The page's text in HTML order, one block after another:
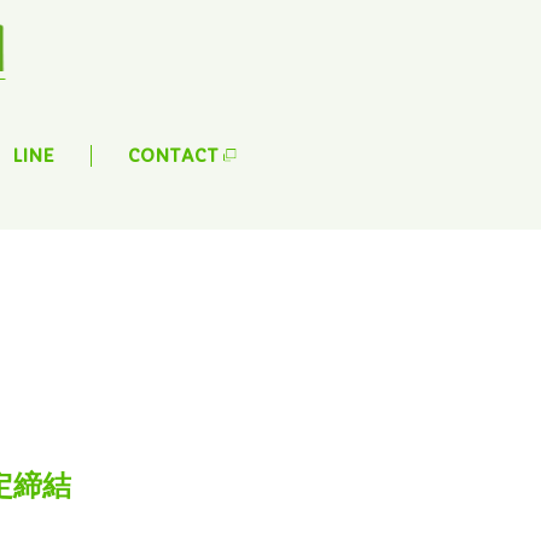
LINE CONTACT
締結